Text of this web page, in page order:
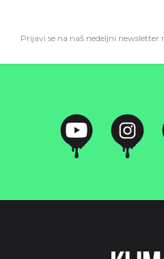
Prijavi se na naš nedeljni newsletter